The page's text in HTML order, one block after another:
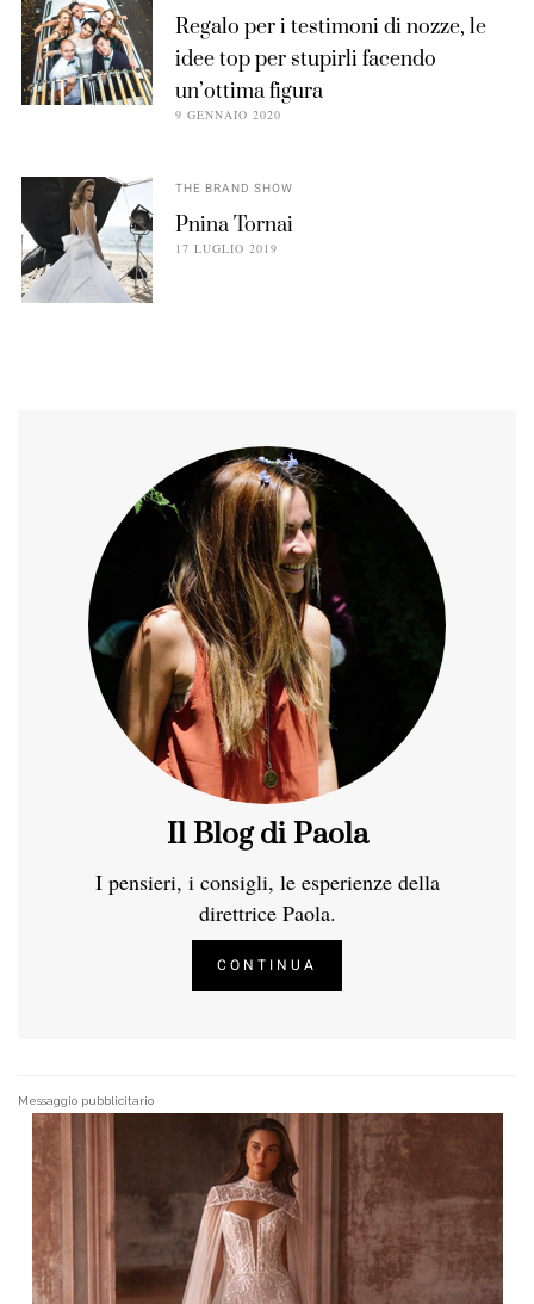
Regalo per i testimoni di nozze, le
idee top per stupirli facendo
un’ottima figura
9 GENNAIO 2020
THE BRAND SHOW
Pnina Tornai
17 LUGLIO 2019
Il Blog di Paola
I pensieri, i consigli, le esperienze della
direttrice Paola.
CONTINUA
Messaggio pubblicitario